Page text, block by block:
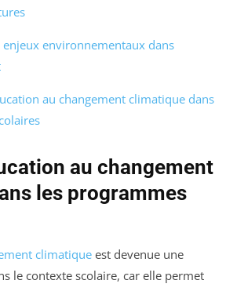
environnementaux dans
au changement climatique dans
au changement
les programmes
climatique est devenue une
le contexte scolaire, car elle permet